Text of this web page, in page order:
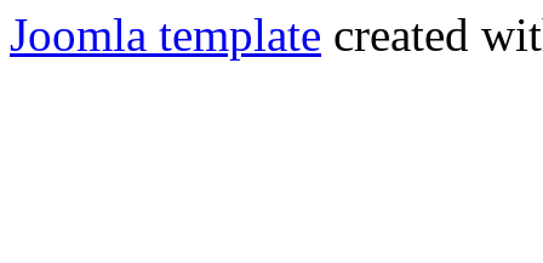
Joomla template created